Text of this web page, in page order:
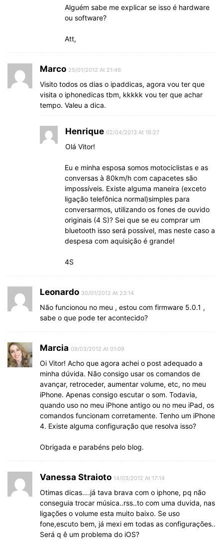
Alguém sabe me explicar se isso é hardware
ou software?
Att,
Marco 25/01/2012 At 21:46
Visito todos os dias o ipaddicas, agora vou ter que
visita o iphonedicas tbm, kkkkk vou ter que achar
tempo. Valeu a dica.
Henrique 02/04/2013 At 16:27
Olá Vitor!
Eu e minha esposa somos motociclistas e as
conversas à 80km/h com capacetes são
impossíveis. Existe alguma maneira (exceto
ligação telefônica normal)simples para
conversarmos, utilizando os fones de ouvido
originais (4 S)? Sei que se eu comprar um
bluetooth isso será possível, mas neste caso a
despesa com aquisição é grande!
4S
Leonardo 30/01/2012 At 23:14
Não funcionou no meu , estou com firmware 5.0.1 ,
sabe o que pode ter acontecido?
Marcia 09/03/2012 At 01:09
Oi Vitor! Acho que agora achei o post adequado a
minha dúvida. Não consigo usar os comandos de
avançar, retroceder, aumentar volume, etc, no meu
iPhone. Apenas consigo escutar o som. Todavia,
quando uso no meu iPhone antigo ou no meu iPad, os
comandos funcionam corretamente. Tenho um iPhone
4. Existe alguma configuração que resolva isso?
Obrigada e parabéns pelo blog.
Vanessa Straioto 14/03/2012 At 17:14
Otimas dicas….já tava brava com o iphone, pq não
conseguia trocar música..rss..to com uma duvida, nas
ligações o volume esta muito baixo. Se uso
fone,escuto bem, já mexi em todas as configurações..
Será q ê um problema do iOS?